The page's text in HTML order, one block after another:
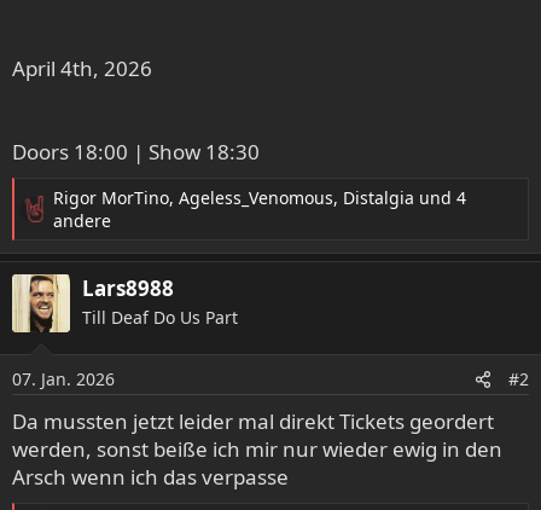
April 4th, 2026
Doors 18:00 | Show 18:30
R
a
k
i
o
n
e
n
:
Rigor MorTino, Ageless_Venomous, Distalgia und 4
andere
Lars8988
Till Deaf Do Us Part
07. Jan. 2026 #2
Da mussten jetzt leider mal direkt Tickets geordert
werden, sonst beiße ich mir nur wieder ewig in den
Arsch wenn ich das verpasse